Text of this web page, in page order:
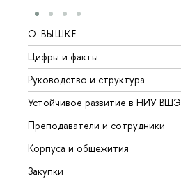
О ВЫШКЕ
Цифры и факты
Руководство и структура
Устойчивое развитие в НИУ ВШЭ
Преподаватели и сотрудники
Корпуса и общежития
Закупки